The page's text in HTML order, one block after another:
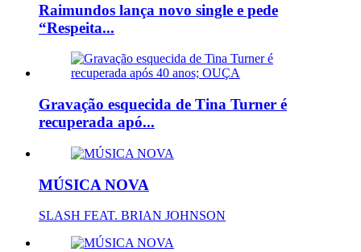
Raimundos lança novo single e pede
“Respeita...
Gravação esquecida de Tina Turner é
recuperada apó...
MÚSICA NOVA
SLASH FEAT. BRIAN JOHNSON